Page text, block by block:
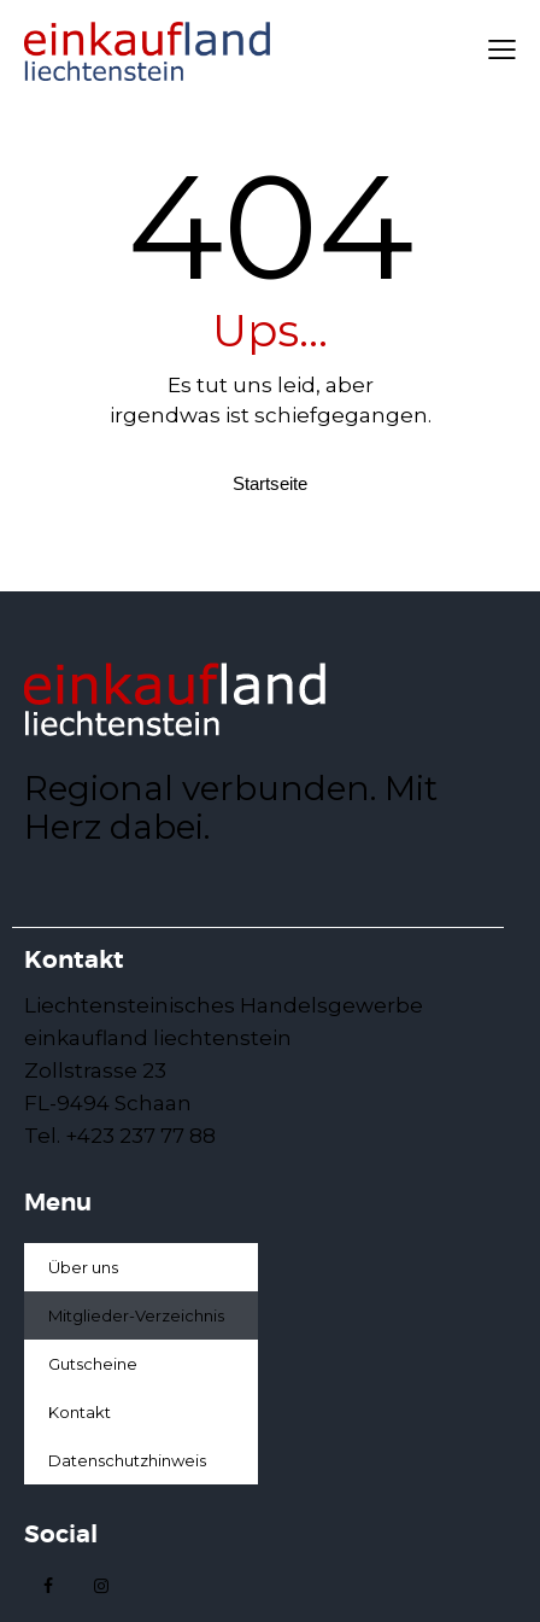
404
Ups...
Es tut uns leid, aber
irgendwas ist schiefgegangen.
Startseite
Regional verbunden. Mit
Herz dabei.
Kontakt
Liechtensteinisches Handelsgewerbe
einkaufland liechtenstein
Zollstrasse 23
FL-9494 Schaan
Tel. +423 237 77 88
Menu
Über uns
Mitglieder-Verzeichnis
Gutscheine
Kontakt
Datenschutzhinweis
Social